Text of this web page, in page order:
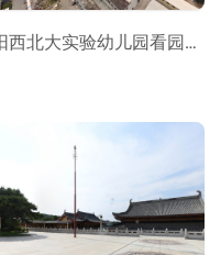
阳西北大实验幼儿园看园VR_复制